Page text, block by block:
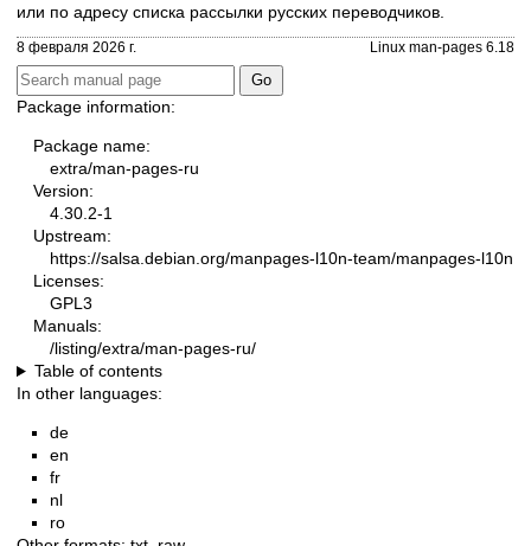
или по адресу списка рассылки русских переводчиков
8 февраля 2026 г. Linux man-pages 6.18
Package information:
Package name:
extra/man-pages-ru
Version:
4.30.2-1
Upstream:
https://salsa.debian.org/manpages-l10n-team/manpages-l10n
Licenses:
GPL3
Manuals:
/listing/extra/man-pages-ru/
Table of contents
In other languages:
de
en
fr
nl
ro